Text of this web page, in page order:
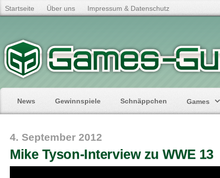
Startseite Über uns Impressum & Datenschutz
News Gewinnspiele Schnäppchen Games
4. September 2012
Mike Tyson-Interview zu WWE 13